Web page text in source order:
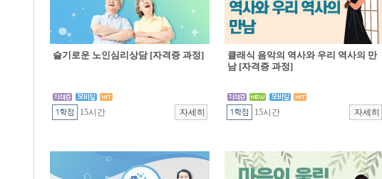
슬기로운 노인심리상담 [자격증 과정]
15시간
클래식 음악의 역사와 우리 역사의 만
남 [자격증 과정]
15시간